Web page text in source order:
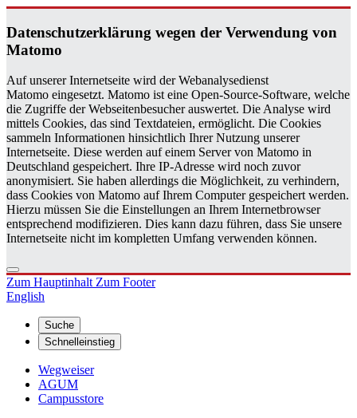
Da­ten­schutz­er­klä­rung wegen der Ver­wen­dung von
Ma­to­mo
Auf unserer Internetseite wird der Webanalysedienst
Matomo eingesetzt. Matomo ist eine Open-Source-Software, welche
die Zugriffe der Webseitenbesucher auswertet. Die Analyse wird
mittels Cookies, das sind Textdateien, ermöglicht. Die Cookies
sammeln Informationen hinsichtlich Ihrer Nutzung unserer
Internetseite. Diese werden auf einem Server von Matomo in
Deutschland gespeichert. Ihre IP-Adresse wird noch zuvor
anonymisiert. Sie haben allerdings die Möglichkeit, zu verhindern,
dass Cookies von Matomo auf Ihrem Computer gespeichert werden.
Hierzu müssen Sie die Einstellungen an Ihrem Internetbrowser
entsprechend modifizieren. Dies kann dazu führen, dass Sie unsere
Internetseite nicht im kompletten Umfang verwenden können.
Zum HauptinhaltZum Footer
English
Suche
Schnelleinstieg
Wegweiser
AGUM
Campusstore